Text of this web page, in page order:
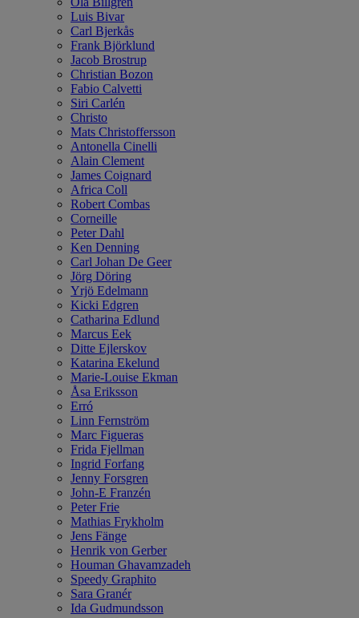
Luis Bivar
Carl Bjerkås
Frank Björklund
Jacob Brostrup
Christian Bozon
Fabio Calvetti
Siri Carlén
Christo
Mats Christoffersson
Antonella Cinelli
Alain Clement
James Coignard
Africa Coll
Robert Combas
Corneille
Peter Dahl
Ken Denning
Carl Johan De Geer
Jörg Döring
Yrjö Edelmann
Kicki Edgren
Catharina Edlund
Marcus Eek
Ditte Ejlerskov
Katarina Ekelund
Marie-Louise Ekman
Åsa Eriksson
Erró
Linn Fernström
Marc Figueras
Frida Fjellman
Ingrid Forfang
Jenny Forsgren
John-E Franzén
Peter Frie
Mathias Frykholm
Jens Fänge
Henrik von Gerber
Houman Ghavamzadeh
Speedy Graphito
Sara Granér
Ida Gudmundsson